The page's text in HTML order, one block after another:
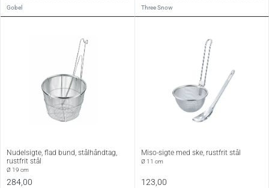
Gobel Three Snow
Nudelsigte, flad bund, stålhåndtag,
rustfrit stål
Ø 19 cm
284,00
Miso-sigte med ske, rustfrit stål
Ø 11 cm
123,00